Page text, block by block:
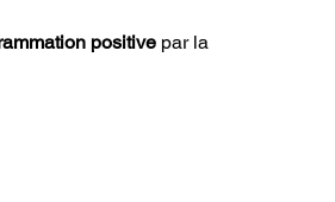
positive par la